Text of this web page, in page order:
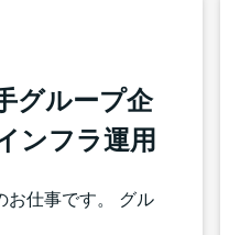
グループ企
ンフラ運用
お仕事です。 グル